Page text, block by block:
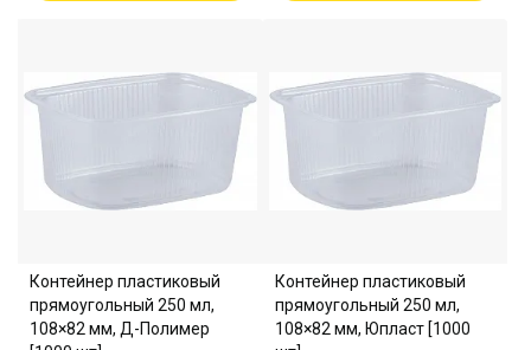
Контейнер пластиковый
прямоугольный 250 мл,
108×82 мм, Д-Полимер
Контейнер пластиковый
прямоугольный 250 мл,
108×82 мм, Юпласт [1000